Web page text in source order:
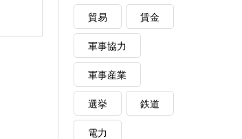
貿易 賃金
軍事協力
軍事産業
選挙 鉄道
電力